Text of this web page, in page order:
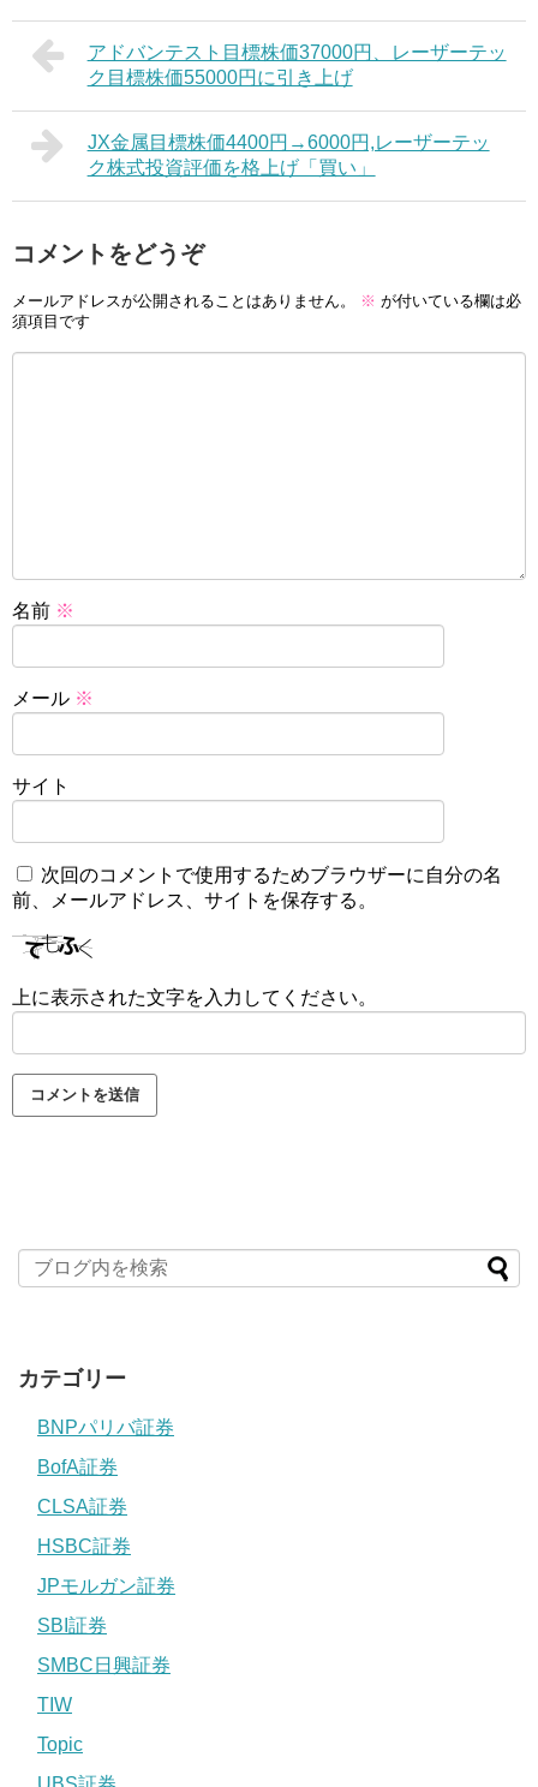
アドバンテスト目標株価37000円、レーザーテッ
ク目標株価55000円に引き上げ
JX金属目標株価4400円→6000円,レーザーテッ
ク株式投資評価を格上げ「買い」
コメントをどうぞ
メールアドレスが公開されることはありません。 ※ が付いている欄は必
須項目です
名前 ※
メール ※
サイト
次回のコメントで使用するためブラウザーに自分の名
前、メールアドレス、サイトを保存する。
上に表示された文字を入力してください。
カテゴリー
BNPパリバ証券
BofA証券
CLSA証券
HSBC証券
JPモルガン証券
SBI証券
SMBC日興証券
TIW
Topic